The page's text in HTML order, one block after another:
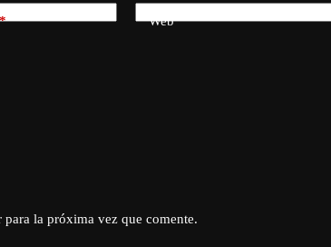
Web
la próxima vez que comente.